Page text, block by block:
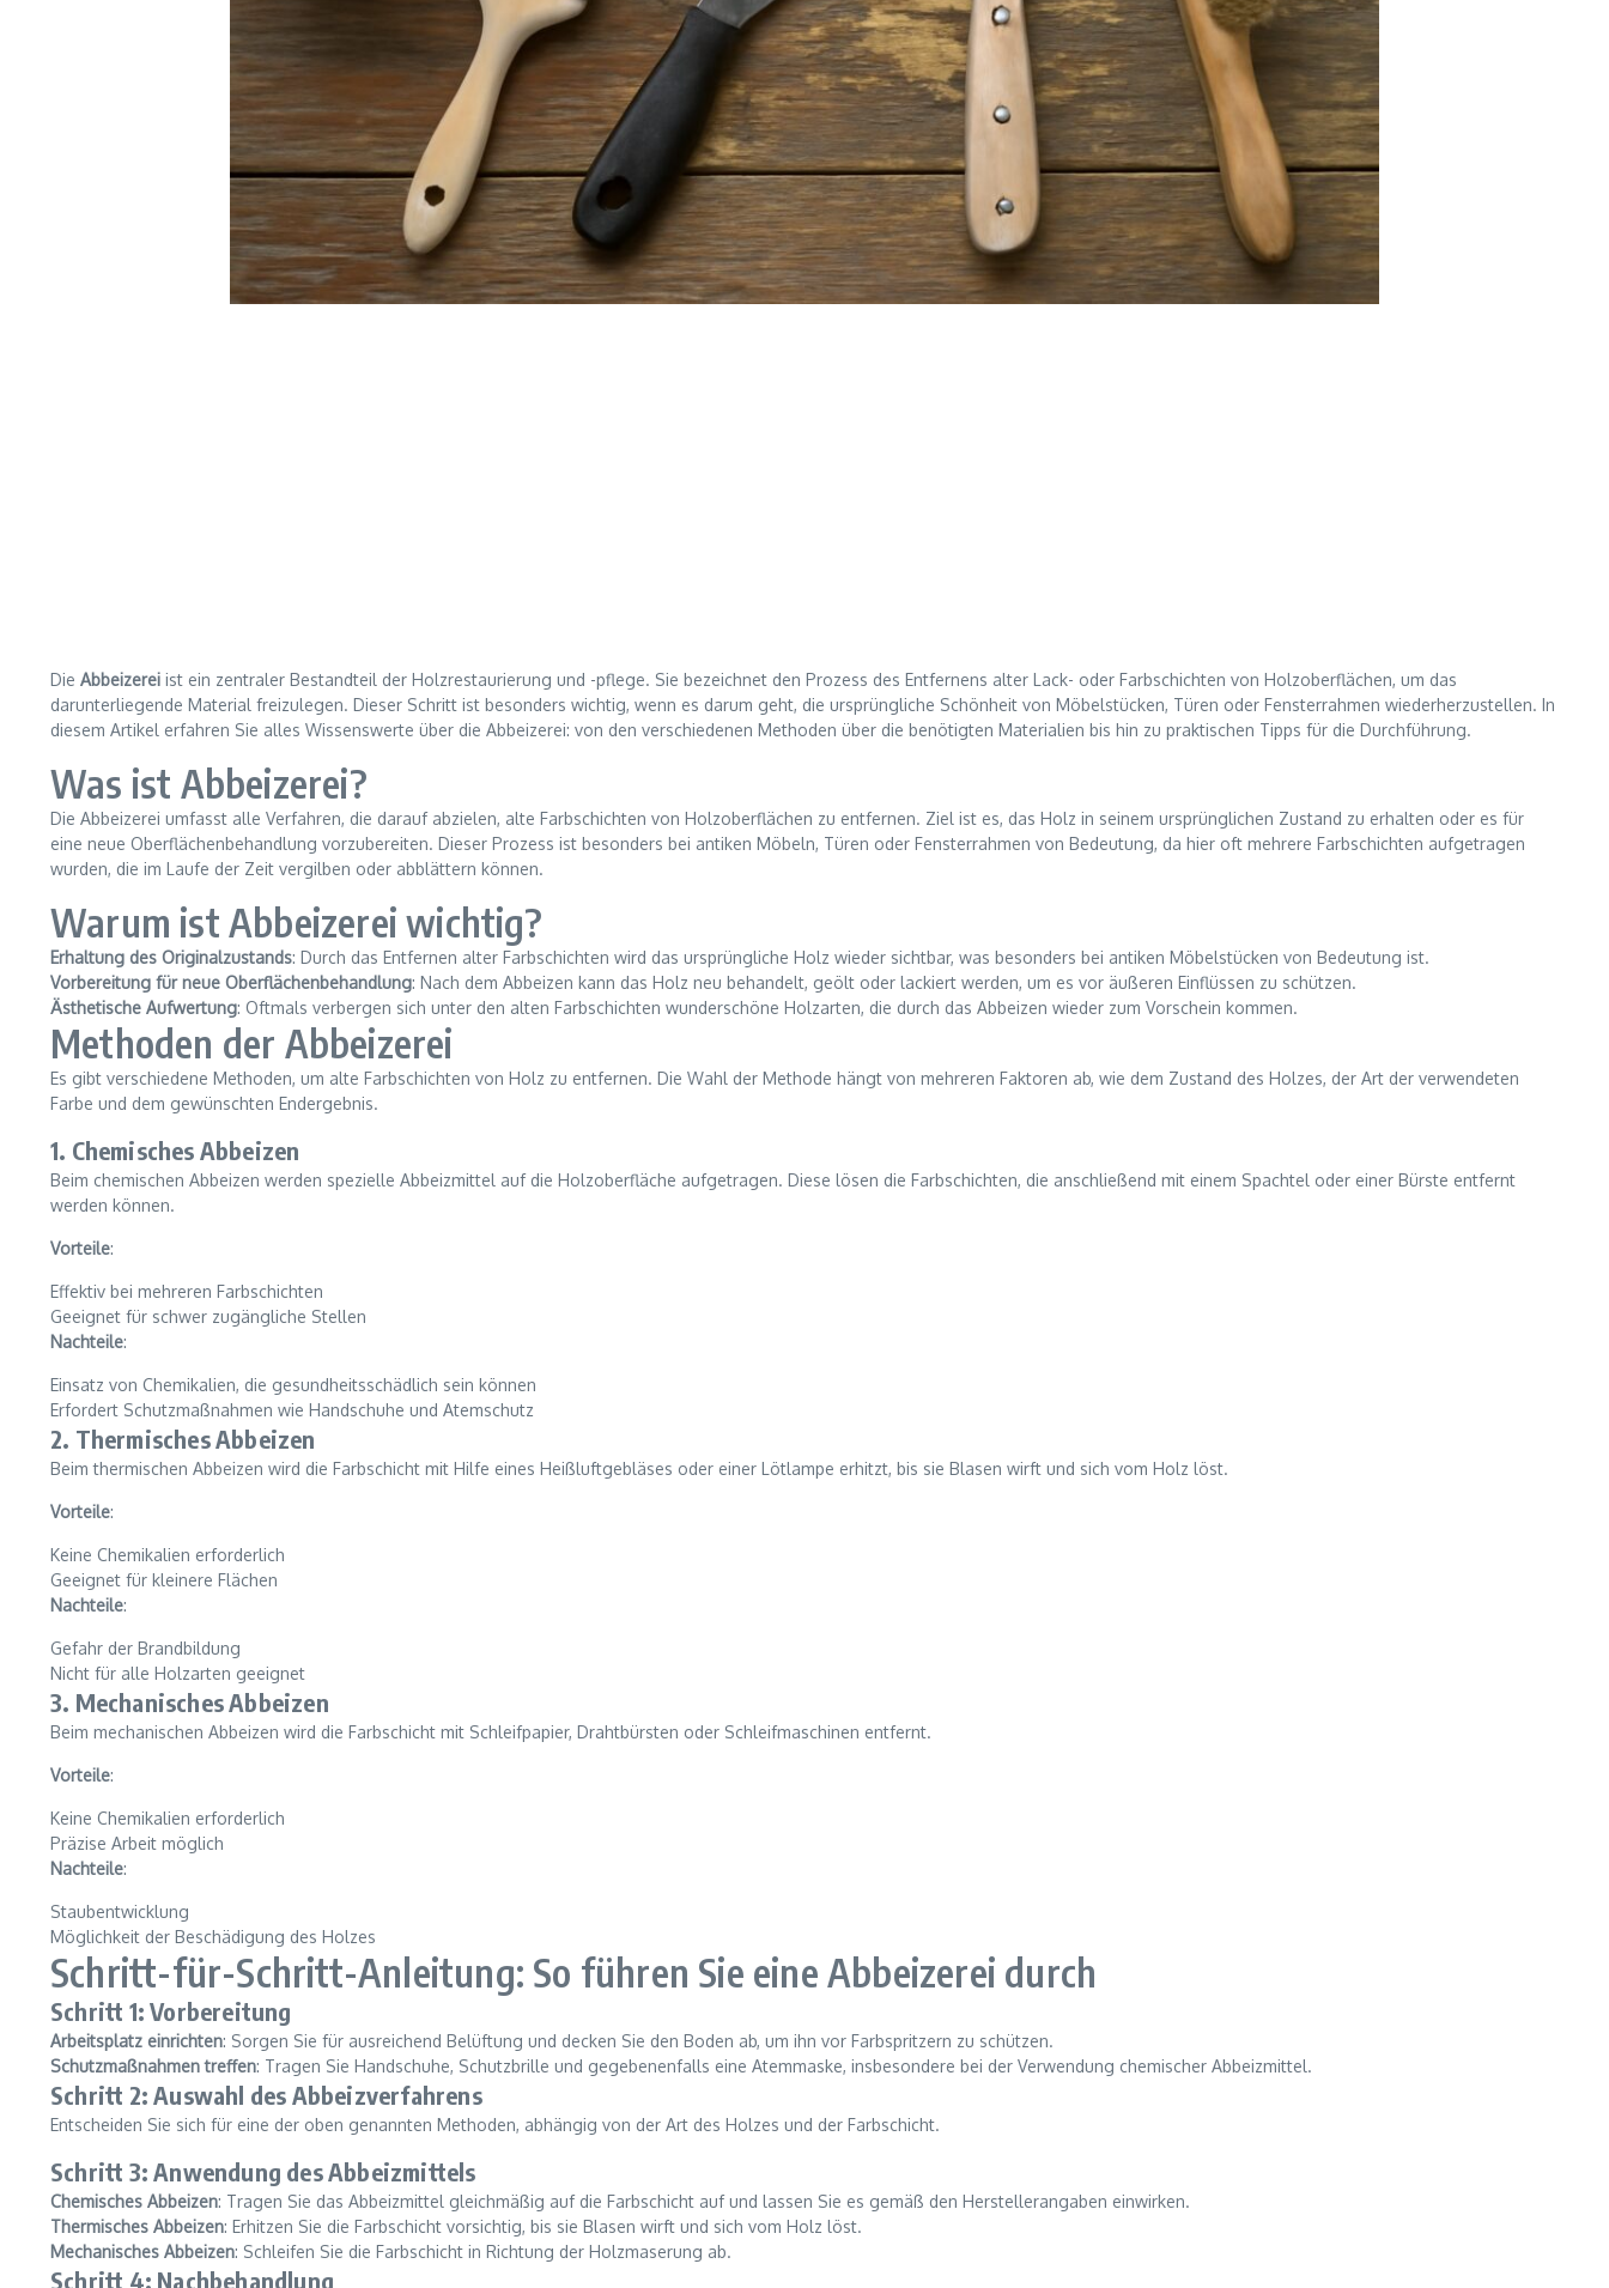
Die Abbeizerei ist ein zentraler Bestandteil der Holzrestaurierung und -pflege. Sie bezeichnet den Prozess des Entfernens alter Lack- oder Farbschichten von Holzoberflächen, um das
darunterliegende Material freizulegen. Dieser Schritt ist besonders wichtig, wenn es darum geht, die ursprüngliche Schönheit von Möbelstücken, Türen oder Fensterrahmen wiederherzustellen. In
diesem Artikel erfahren Sie alles Wissenswerte über die Abbeizerei: von den verschiedenen Methoden über die benötigten Materialien bis hin zu praktischen Tipps für die Durchführung.
Was ist Abbeizerei?
Die Abbeizerei umfasst alle Verfahren, die darauf abzielen, alte Farbschichten von Holzoberflächen zu entfernen. Ziel ist es, das Holz in seinem ursprünglichen Zustand zu erhalten oder es für
eine neue Oberflächenbehandlung vorzubereiten. Dieser Prozess ist besonders bei antiken Möbeln, Türen oder Fensterrahmen von Bedeutung, da hier oft mehrere Farbschichten aufgetragen
wurden, die im Laufe der Zeit vergilben oder abblättern können.
Warum ist Abbeizerei wichtig?
Erhaltung des Originalzustands: Durch das Entfernen alter Farbschichten wird das ursprüngliche Holz wieder sichtbar, was besonders bei antiken Möbelstücken von Bedeutung ist.
Vorbereitung für neue Oberflächenbehandlung: Nach dem Abbeizen kann das Holz neu behandelt, geölt oder lackiert werden, um es vor äußeren Einflüssen zu schützen.
Ästhetische Aufwertung: Oftmals verbergen sich unter den alten Farbschichten wunderschöne Holzarten, die durch das Abbeizen wieder zum Vorschein kommen.
Methoden der Abbeizerei
Es gibt verschiedene Methoden, um alte Farbschichten von Holz zu entfernen. Die Wahl der Methode hängt von mehreren Faktoren ab, wie dem Zustand des Holzes, der Art der verwendeten
Farbe und dem gewünschten Endergebnis.
1. Chemisches Abbeizen
Beim chemischen Abbeizen werden spezielle Abbeizmittel auf die Holzoberfläche aufgetragen. Diese lösen die Farbschichten, die anschließend mit einem Spachtel oder einer Bürste entfernt
werden können.
Vorteile:
Effektiv bei mehreren Farbschichten
Geeignet für schwer zugängliche Stellen
Nachteile:
Einsatz von Chemikalien, die gesundheitsschädlich sein können
Erfordert Schutzmaßnahmen wie Handschuhe und Atemschutz
2. Thermisches Abbeizen
Beim thermischen Abbeizen wird die Farbschicht mit Hilfe eines Heißluftgebläses oder einer Lötlampe erhitzt, bis sie Blasen wirft und sich vom Holz löst.
Vorteile:
Keine Chemikalien erforderlich
Geeignet für kleinere Flächen
Nachteile:
Gefahr der Brandbildung
Nicht für alle Holzarten geeignet
3. Mechanisches Abbeizen
Beim mechanischen Abbeizen wird die Farbschicht mit Schleifpapier, Drahtbürsten oder Schleifmaschinen entfernt.
Vorteile:
Keine Chemikalien erforderlich
Präzise Arbeit möglich
Nachteile:
Staubentwicklung
Möglichkeit der Beschädigung des Holzes
Schritt-für-Schritt-Anleitung: So führen Sie eine Abbeizerei durch
Schritt 1: Vorbereitung
Arbeitsplatz einrichten: Sorgen Sie für ausreichend Belüftung und decken Sie den Boden ab, um ihn vor Farbspritzern zu schützen.
Schutzmaßnahmen treffen: Tragen Sie Handschuhe, Schutzbrille und gegebenenfalls eine Atemmaske, insbesondere bei der Verwendung chemischer Abbeizmittel.
Schritt 2: Auswahl des Abbeizverfahrens
Entscheiden Sie sich für eine der oben genannten Methoden, abhängig von der Art des Holzes und der Farbschicht.
Schritt 3: Anwendung des Abbeizmittels
Chemisches Abbeizen: Tragen Sie das Abbeizmittel gleichmäßig auf die Farbschicht auf und lassen Sie es gemäß den Herstellerangaben einwirken.
Thermisches Abbeizen: Erhitzen Sie die Farbschicht vorsichtig, bis sie Blasen wirft und sich vom Holz löst.
Mechanisches Abbeizen: Schleifen Sie die Farbschicht in Richtung der Holzmaserung ab.
Schritt 4: Nachbehandlung